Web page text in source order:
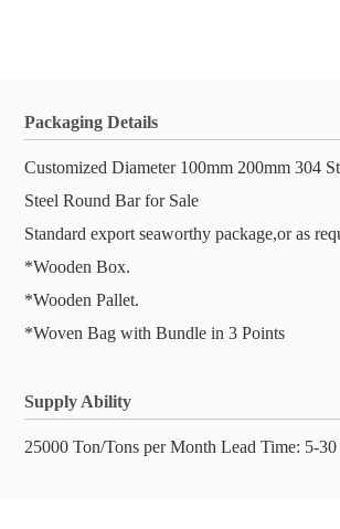
Packaging Details
Customized Diameter 100mm 200mm 304
Steel Round Bar for Sale
Standard export seaworthy package,or as
*Wooden Box.
*Wooden Pallet.
*Woven Bag with Bundle in 3 Points
Supply Ability
25000 Ton/Tons per Month Lead Time: 5-